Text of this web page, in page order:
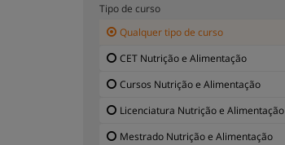
Tipo de curso
Qualquer tipo de curso
CET Nutrição e Alimentação
Cursos Nutrição e Alimentação
Licenciatura Nutrição e Alimentação
Mestrado Nutrição e Alimentação